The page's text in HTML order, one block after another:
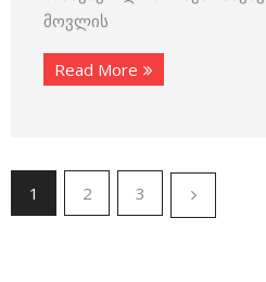
მოვლის
Read More
1 2 3